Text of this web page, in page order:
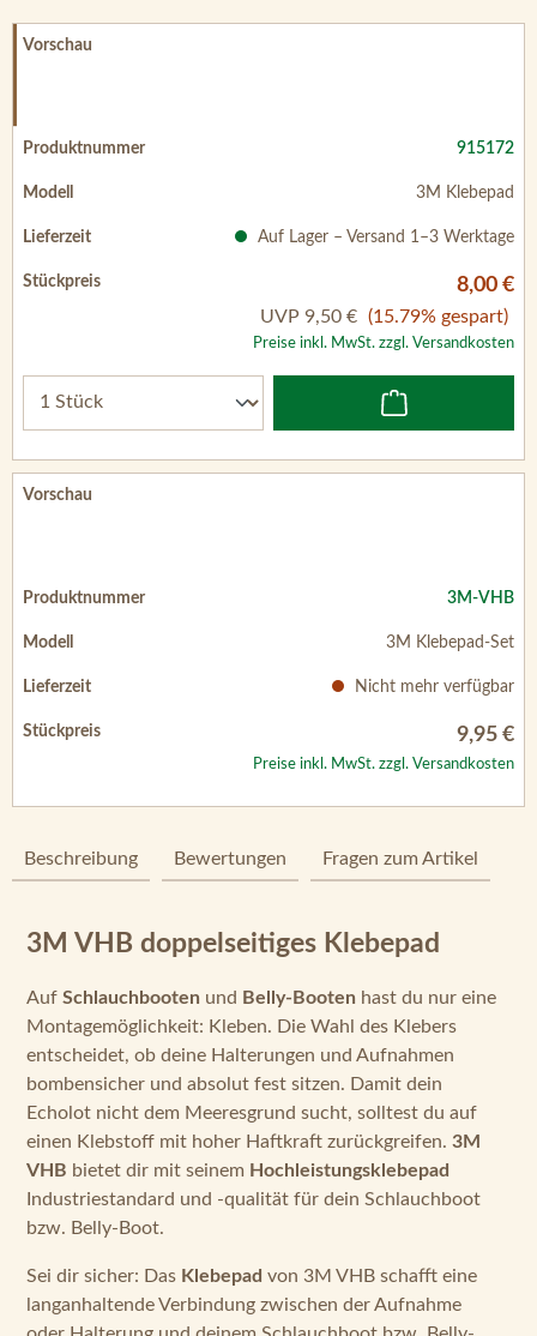
915172
3M Klebepad
Auf Lager – Versand 1–3 Werktage
8,00 €
UVP 9,50 € (15.79% gespart)
Preise inkl. MwSt. zzgl. Versandkosten
3M-VHB
3M Klebepad-Set
Nicht mehr verfügbar
9,95 €
Preise inkl. MwSt. zzgl. Versandkosten
Beschreibung Bewertungen Fragen zum Artikel
3M VHB doppelseitiges Klebepad
Auf Schlauchbooten und Belly-Booten hast du nur eine
Montagemöglichkeit: Kleben. Die Wahl des Klebers
entscheidet, ob deine Halterungen und Aufnahmen
bombensicher und absolut fest sitzen. Damit dein
Echolot nicht dem Meeresgrund sucht, solltest du auf
einen Klebstoff mit hoher Haftkraft zurückgreifen. 3M
VHB bietet dir mit seinem Hochleistungsklebepad
Industriestandard und -qualität für dein Schlauchboot
bzw. Belly-Boot.
Sei dir sicher: Das Klebepad von 3M VHB schafft eine
langanhaltende Verbindung zwischen der Aufnahme